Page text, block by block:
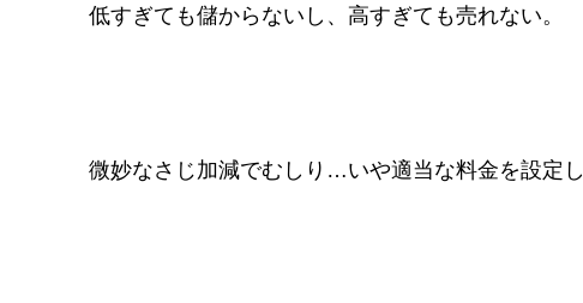
低すぎても儲からないし、高すぎても売れない。
微妙なさじ加減でむしり…いや適当な料金を設定